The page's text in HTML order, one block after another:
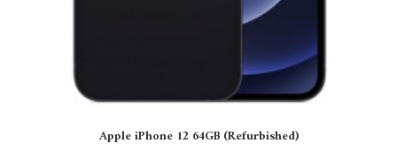
Apple iPhone 12 64GB (Refurbished)